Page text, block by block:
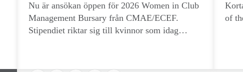
Nu är ansökan öppen för 2026 Women in Club
Management Bursary från CMAE/ECEF.
Stipendiet riktar sig till kvinnor som idag
of